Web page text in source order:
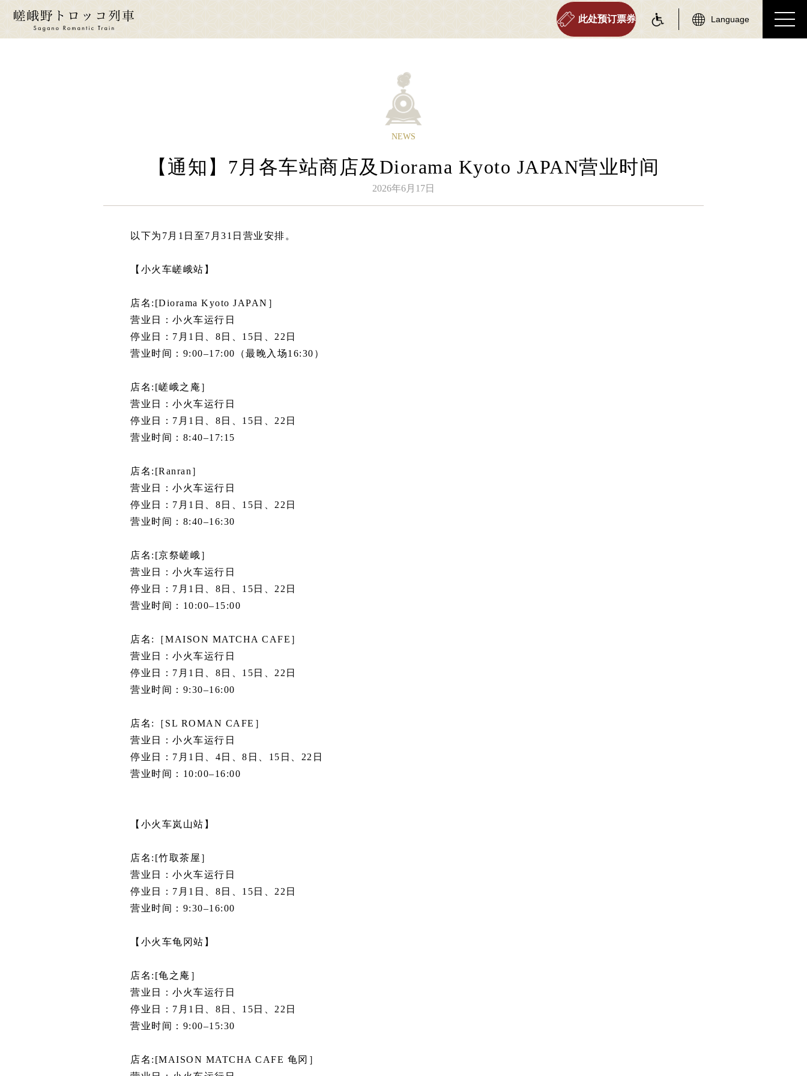
此处预订票券 Language
时刻表
座位
身体障碍人士（无障碍服务）
about Sagano Romantic Train
关于嵯峨野游览小火车
什么是嵯峨野游览小火车
各季节的享受方式
旅游介绍
常见问题
游览小火车嵯峨站
游览小火车保津峡站 保津峡地区
NEWS
【通知】7月各车站商店及Diorama Kyoto JAPAN营业时间
2026年6月17日
以下为7月1日至7月31日营业安排。
【小火车嵯峨站】
店名:[Diorama Kyoto JAPAN］
营业日：小火车运行日
停业日：7月1日、8日、15日、22日
营业时间：9:00–17:00（最晚入场16:30）
店名:[嵯峨之庵］
营业日：小火车运行日
停业日：7月1日、8日、15日、22日
营业时间：8:40–17:15
店名:[Ranran］
营业日：小火车运行日
停业日：7月1日、8日、15日、22日
营业时间：8:40–16:30
店名:[京祭嵯峨］
营业日：小火车运行日
停业日：7月1日、8日、15日、22日
营业时间：10:00–15:00
店名:［MAISON MATCHA CAFE］
营业日：小火车运行日
停业日：7月1日、8日、15日、22日
营业时间：9:30–16:00
店名:［SL ROMAN CAFE］
营业日：小火车运行日
停业日：7月1日、4日、8日、15日、22日
营业时间：10:00–16:00
【小火车岚山站】
店名:[竹取茶屋］
营业日：小火车运行日
停业日：7月1日、8日、15日、22日
营业时间：9:30–16:00
【小火车龟冈站】
店名:[龟之庵］
营业日：小火车运行日
停业日：7月1日、8日、15日、22日
营业时间：9:00–15:30
店名:[MAISON MATCHA CAFE 龟冈］